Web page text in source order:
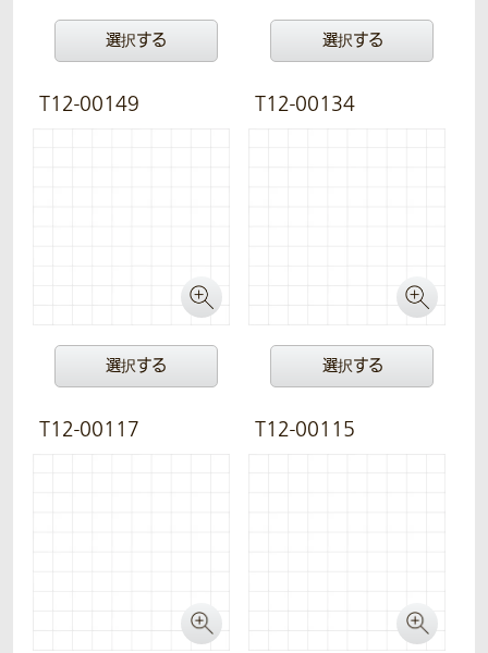
選択する 選択する
T12-00149
選択する
T12-00134
選択する
T12-00117 T12-00115